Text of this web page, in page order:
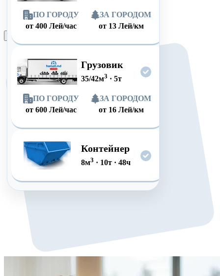
ПО ГОРОДУ
от 400 Лей/час
ЗА ГОРОДОМ
от 13 Лей/км
Грузовик
35/42м3 · 5т
ПО ГОРОДУ
от 600 Лей/час
ЗА ГОРОДОМ
от 16 Лей/км
Контейнер
8м3 · 10т· 48ч
Оформить заказ